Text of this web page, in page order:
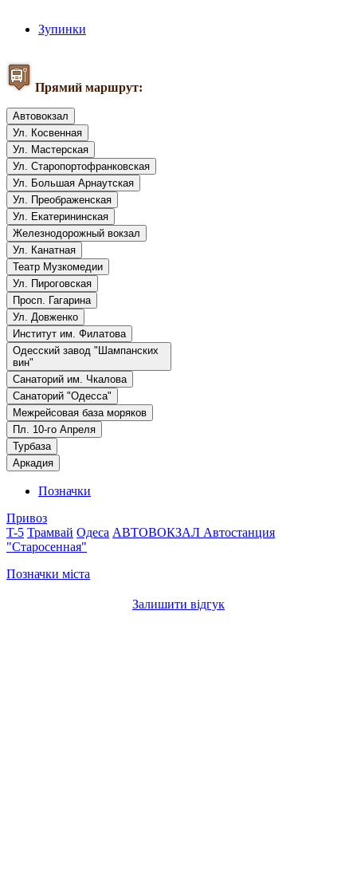
Зупинки
Прямий маршрут:
Автовокзал
Ул. Косвенная
Ул. Мастерская
Ул. Старопортофранковская
Ул. Большая Арнаутская
Ул. Преображенская
Ул. Екатерининская
Железнодорожный вокзал
Ул. Канатная
Театр Музкомедии
Ул. Пироговская
Просп. Гагарина
Ул. Довженко
Институт им. Филатова
Одесский завод "Шампанских
вин"
Санаторий им. Чкалова
Санаторий "Одесса"
Межрейсовая база моряков
Пл. 10-го Апреля
Турбаза
Аркадия
Позначки
Привоз
T-5 Трамвай Одеса АВТОВОКЗАЛ Автостанция
"Старосенная"
Позначки міста
Залишити відгук